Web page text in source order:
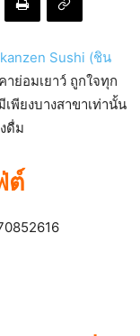
Sushi (ชิน
ย่อมเยาว์ ถูกใจทุก
พียงบางสาขาเท่านั้น
ดื่ม
ต์